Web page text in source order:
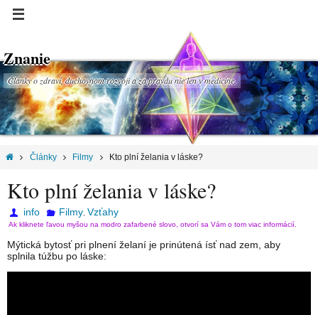
Znanie
Články o zdraví, duchovnom rozvoji a za pravdu nie len v medicíne.
Články Filmy Kto plní želania v láske?
Kto plní želania v láske?
info Filmy, Vzťahy
Ak kliknete ľavou myšou na modro zafarbené slovo, otvorí sa Vám o tom viac informácií.
Mýtická bytosť pri plnení želaní je prinútená ísť nad zem, aby
splnila túžbu po láske: